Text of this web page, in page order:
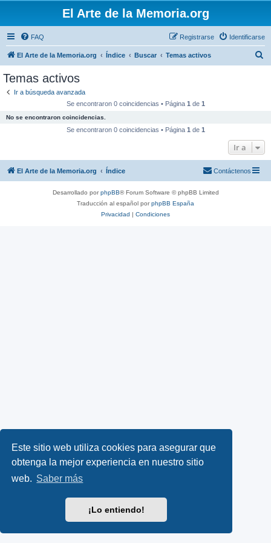
Este sitio web utiliza cookies para asegurar que
obtenga la mejor experiencia en nuestro sitio
web. Saber más
¡Lo entiendo!
El Arte de la Memoria.org
FAQ Identificarse
Registrarse
El Arte de la Memoria.org Índice Buscar Temas activos
Temas activos
Ir a búsqueda avanzada
Se encontraron 0 coincidencias • Página 1 de 1
No se encontraron coincidencias.
Se encontraron 0 coincidencias • Página 1 de 1
Ir a
El Arte de la Memoria.org Índice Contáctenos
Desarrollado porphpBB® Forum Software © phpBB Limited
Traducción al español porphpBB España
Privacidad | Condiciones